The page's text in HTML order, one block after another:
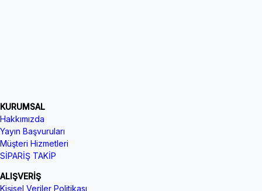
KURUMSAL
Hakkımızda
Yayın Başvuruları
Müşteri Hizmetleri
SİPARİŞ TAKİP
ALIŞVERİŞ
Kişisel Veriler Politikası